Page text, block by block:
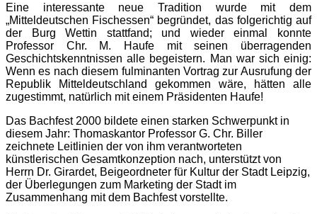
Eine interessante neue Tradition wurde mit dem
„Mitteldeutschen Fischessen“ begründet, das folgerichtig auf
der Burg Wettin stattfand; und wieder einmal konnte
Professor Chr. M. Haufe mit seinen überragenden
Geschichtskenntnissen alle begeistern. Man war sich einig:
Wenn es nach diesem fulminanten Vortrag zur Ausrufung der
Republik Mitteldeutschland gekommen wäre, hätten alle
zugestimmt, natürlich mit einem Präsidenten Haufe!
Das Bachfest 2000 bildete einen starken Schwerpunkt in
diesem Jahr: Thomaskantor Professor G. Chr. Biller
zeichnete Leitlinien der von ihm verantworteten
künstlerischen Gesamtkonzeption nach, unterstützt von
Herrn Dr. Girardet, Beigeordneter für Kultur der Stadt Leipzig,
der Überlegungen zum Marketing der Stadt im
Zusammenhang mit dem Bachfest vorstellte.